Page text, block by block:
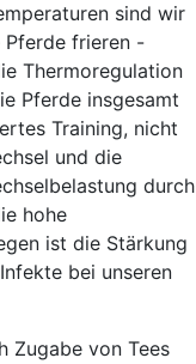
sind wir
Pferde frieren -
Thermoregulation
Pferde insgesamt
Training, nicht
und die
durch
hohe
ist die Stärkung
bei unseren
Zugabe von Tees